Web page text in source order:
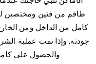
طاقم من فنين ومختصين
كامل من الداخل ومن
جودته, وإذا تمت عملية
والحصول على